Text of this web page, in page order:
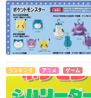
ランキング アニメ ゲーム